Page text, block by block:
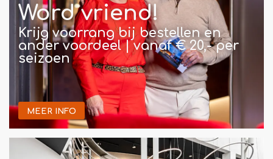
Word vriend!
Krijg voorrang bij bestellen en
ander voordeel | vanaf € 20,- per
seizoen
MEER INFO